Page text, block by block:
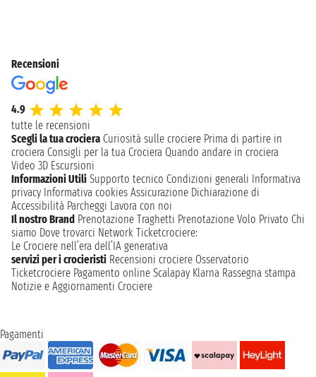
Recensioni
4.9
tutte le recensioni
Scegli la tua crociera Curiosità sulle crociere Prima di partire in
crociera Consigli per la tua Crociera Quando andare in crociera
Video 3D Escursioni
Informazioni Utili Supporto tecnico Condizioni generali Informativa
privacy Informativa cookies Assicurazione Dichiarazione di
Accessibilità Parcheggi Lavora con noi
Il nostro Brand Prenotazione Traghetti Prenotazione Volo Privato Chi
siamo Dove trovarci Network Ticketcrociere:
Le Crociere nell’era dell’IA generativa
servizi per i crocieristi Recensioni crociere Osservatorio
Ticketcrociere Pagamento online Scalapay Klarna Rassegna stampa
Notizie e Aggiornamenti Crociere
Pagamenti